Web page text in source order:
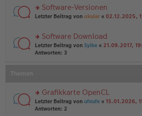
1
v
o
n
6
rs
u
n
g
er
B
ei
tr
Software-Versionen
Letzter Beitrag von okular « 02.12.2025,
rs
te
es
e
n
Software Download
Letzter Beitrag von Sylke « 21.09.2017,
Antworten: 3
rs
te
Grafikkarte OpenCL
Letzter Beitrag von ufeufe « 15.01.2026,
Antworten: 2